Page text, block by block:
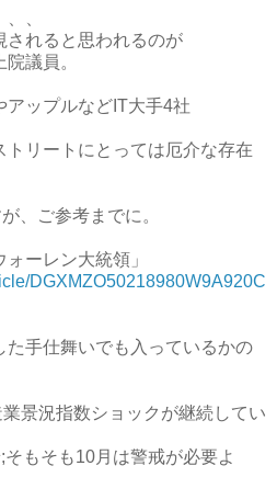
、
されると思われるのが
議員。
アップルなどIT大手4社
リートにとっては厄介な存在
、ご参考までに。
ーレン大統領」
DGXMZO50218980W9A920C
手仕舞いでも入っているかの
景況指数ショックが継続してい
もそも10月は警戒が必要よ